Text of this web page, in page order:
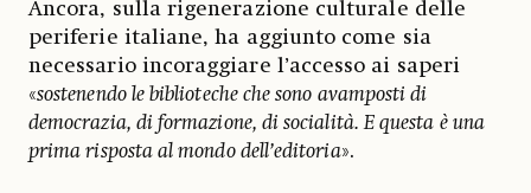
Ancora, sulla rigenerazione culturale delle
periferie italiane, ha aggiunto come sia
necessario incoraggiare l’accesso ai saperi
«sostenendo le biblioteche che sono avamposti di
democrazia, di formazione, di socialità. E questa è una
prima risposta al mondo dell’editoria».